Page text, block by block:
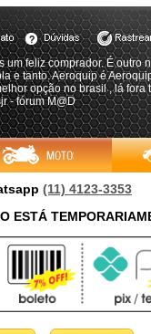
um feliz comprador. É outro
e tanto. Aeroquip é
opção no brasil , lá
- fórum M@D
(11) 4123-3353
ESTÁ